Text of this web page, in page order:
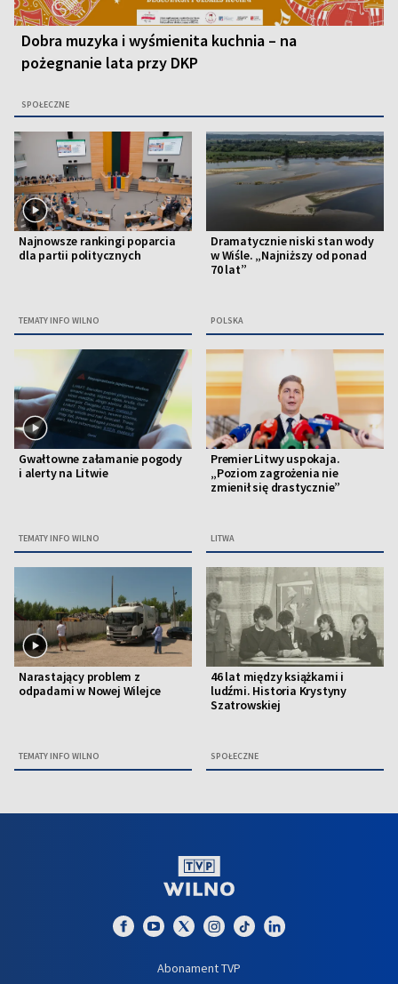
Dobra muzyka i wyśmienita kuchnia – na
pożegnanie lata przy DKP
SPOŁECZNE
Najnowsze rankingi poparcia
dla partii politycznych
TEMATY INFO WILNO
Dramatycznie niski stan wody
w Wiśle. „Najniższy od ponad
70 lat”
POLSKA
Gwałtowne załamanie pogody
i alerty na Litwie
TEMATY INFO WILNO
Premier Litwy uspokaja.
„Poziom zagrożenia nie
zmienił się drastycznie”
LITWA
Narastający problem z
odpadami w Nowej Wilejce
TEMATY INFO WILNO
46 lat między książkami i
ludźmi. Historia Krystyny
Szatrowskiej
SPOŁECZNE
Abonament TVP